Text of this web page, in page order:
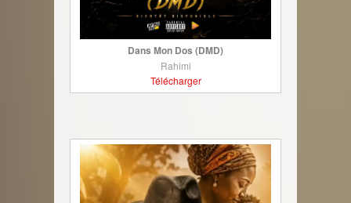
Dans Mon Dos (DMD)
Rahimi
Télécharger